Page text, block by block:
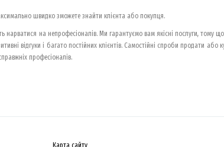
швидко зможете знайти клієнта або покупця.
на непрофесіоналів. Ми гарантуємо вам якісні послуги, тому
відгуки і багато постійних клієнтів. Самостійні спроби продати або
професіоналів.
Карта сайту